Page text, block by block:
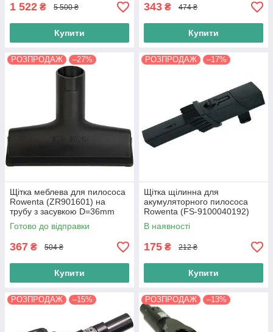
1 522 ₴ 5 500 ₴
Купити
343 ₴ 474 ₴
Купити
РОЗПРОДАЖ –27%
Щітка меблева для пилососа
Rowenta (ZR901601) на
трубу з засувкою D=36mm
Готово до відправки
367 ₴ 504 ₴
Купити
РОЗПРОДАЖ –17%
Щітка щілинна для
акумуляторного пилососа
Rowenta (FS-9100040192)
В наявності
175 ₴ 212 ₴
Купити
РОЗПРОДАЖ –15% РОЗПРОДАЖ –13%